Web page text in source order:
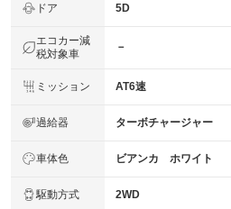
ドア 5D
エコカー減
税対象車
－
ミッション AT6速
過給器 ターボチャージャー
車体色 ビアンカ ホワイト
駆動方式 2WD